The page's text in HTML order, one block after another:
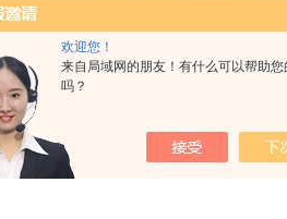
欢迎您！
来自局域网的朋友！有什么可以帮助您
吗？
数：
250V/3A用